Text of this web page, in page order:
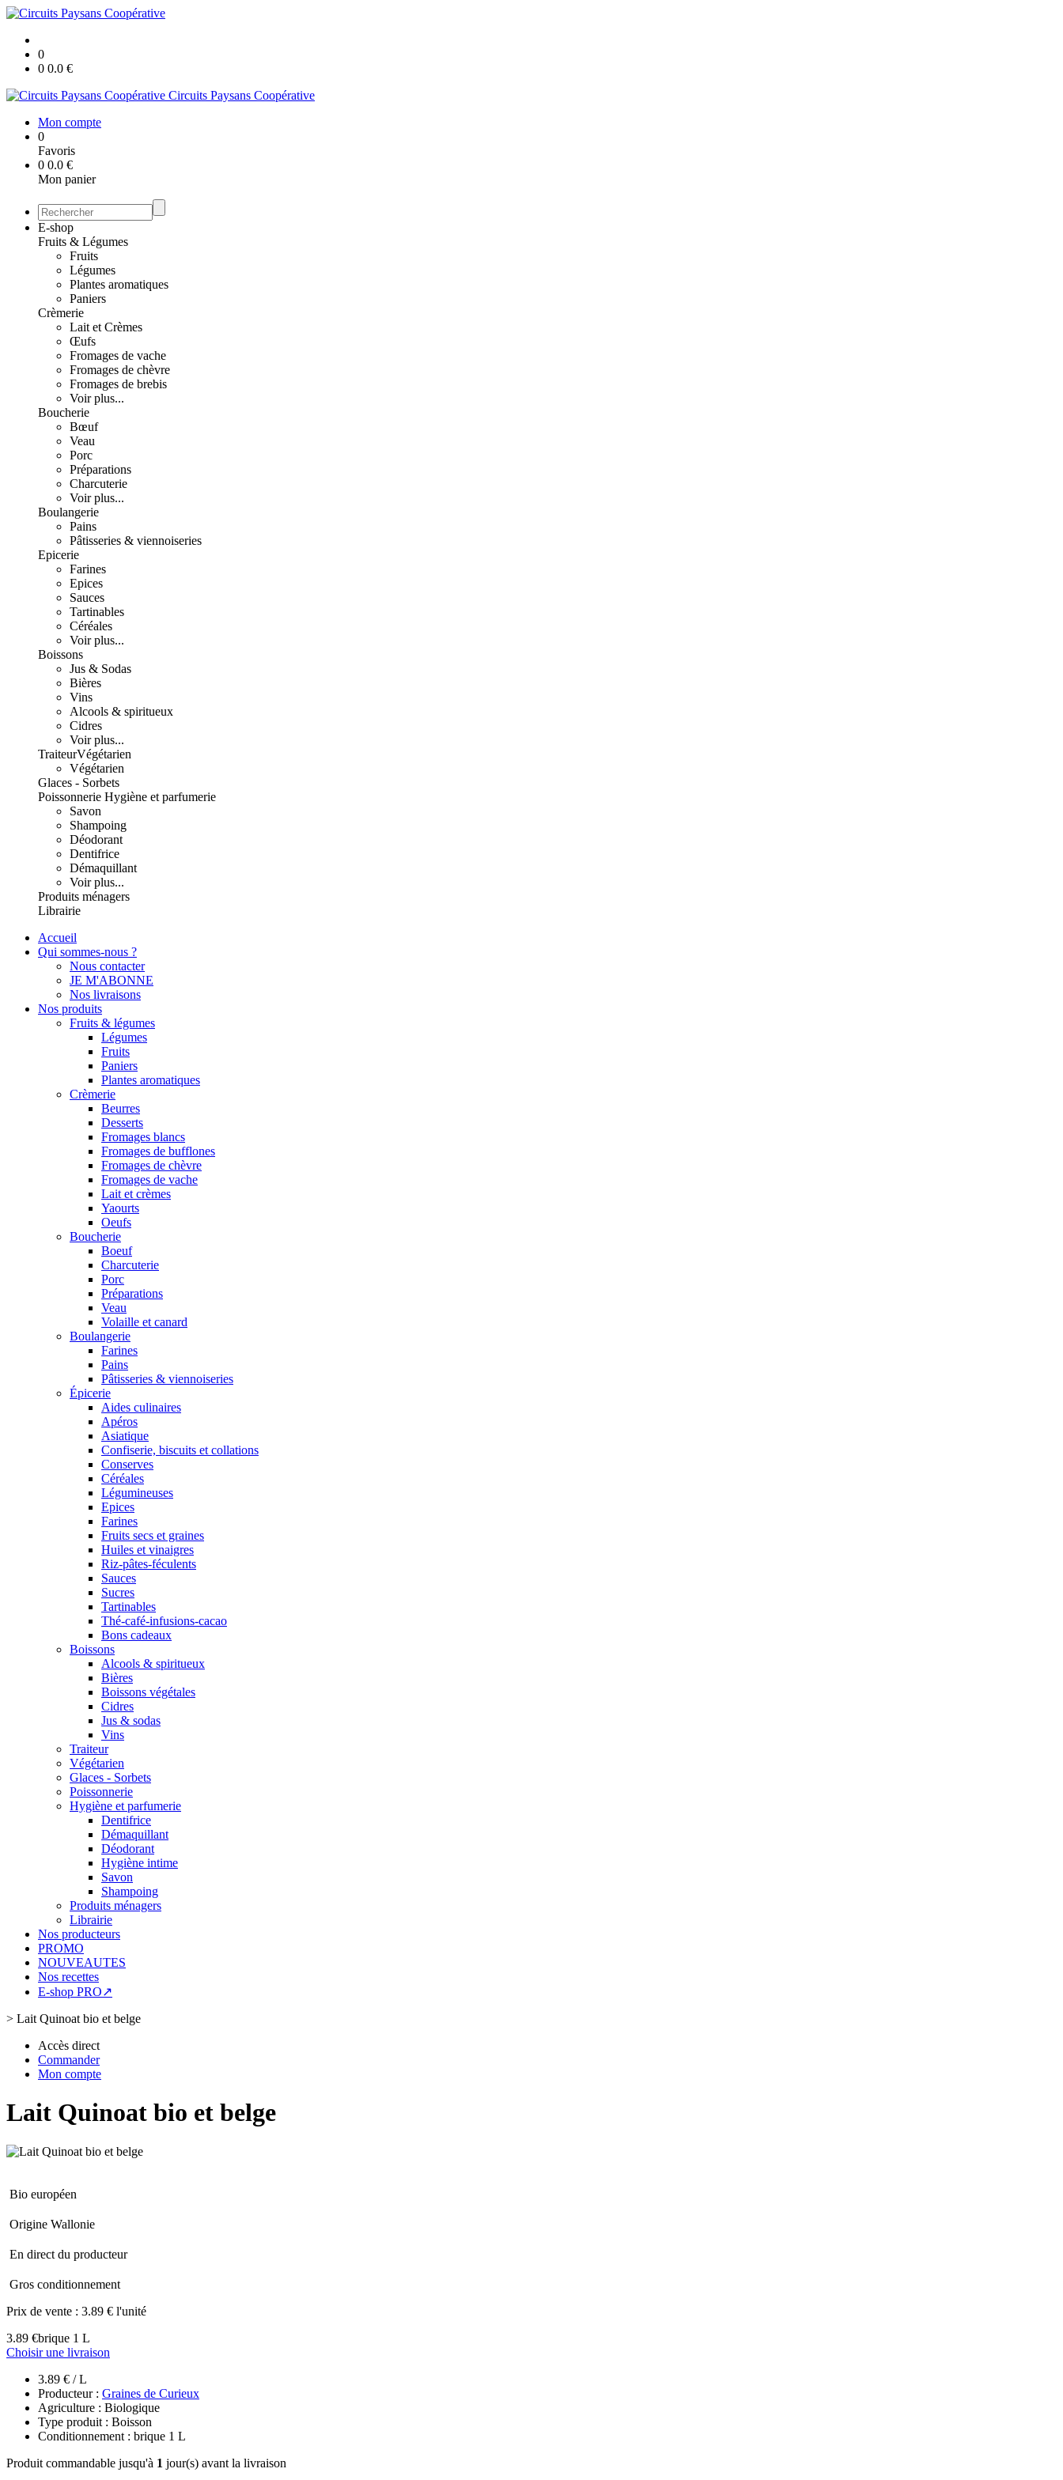
0
0 0.0 €
Circuits Paysans Coopérative
Mon compte
0
Favoris
0 0.0 €
Mon panier
E-shop
Fruits & Légumes
Fruits
Légumes
Plantes aromatiques
Paniers
Crèmerie
Lait et Crèmes
Œufs
Fromages de vache
Fromages de chèvre
Fromages de brebis
Voir plus...
Boucherie
Bœuf
Veau
Porc
Préparations
Charcuterie
Voir plus...
Boulangerie
Pains
Pâtisseries & viennoiseries
Epicerie
Farines
Epices
Sauces
Tartinables
Céréales
Voir plus...
Boissons
Jus & Sodas
Bières
Vins
Alcools & spiritueux
Cidres
Voir plus...
TraiteurVégétarien
Végétarien
Glaces - Sorbets
Poissonnerie Hygiène et parfumerie
Savon
Shampoing
Déodorant
Dentifrice
Démaquillant
Voir plus...
Produits ménagers
Librairie
Accueil
Qui sommes-nous ?
Nous contacter
JE M'ABONNE
Nos livraisons
Nos produits
Fruits & légumes
Légumes
Fruits
Paniers
Plantes aromatiques
Crèmerie
Beurres
Desserts
Fromages blancs
Fromages de bufflones
Fromages de chèvre
Fromages de vache
Lait et crèmes
Yaourts
Oeufs
Boucherie
Boeuf
Charcuterie
Porc
Préparations
Veau
Volaille et canard
Boulangerie
Farines
Pains
Pâtisseries & viennoiseries
Épicerie
Aides culinaires
Apéros
Asiatique
Confiserie, biscuits et collations
Conserves
Céréales
Légumineuses
Epices
Farines
Fruits secs et graines
Huiles et vinaigres
Riz-pâtes-féculents
Sauces
Sucres
Tartinables
Thé-café-infusions-cacao
Bons cadeaux
Boissons
Alcools & spiritueux
Bières
Boissons végétales
Cidres
Jus & sodas
Vins
Traiteur
Végétarien
Glaces - Sorbets
Poissonnerie
Hygiène et parfumerie
Dentifrice
Démaquillant
Déodorant
Hygiène intime
Savon
Shampoing
Produits ménagers
Librairie
Nos producteurs
PROMO
NOUVEAUTES
Nos recettes
E-shop PRO↗
> Lait Quinoat bio et belge
Accès direct
Commander
Mon compte
Lait Quinoat bio et belge
Bio européen
Origine Wallonie
En direct du producteur
Gros conditionnement
Prix de vente : 3.89 € l'unité
3.89 €brique 1 L
Choisir une livraison
3.89 € / L
Producteur : Graines de Curieux
Agriculture : Biologique
Type produit : Boisson
Conditionnement : brique 1 L
Produit commandable jusqu'à 1 jour(s) avant la livraison